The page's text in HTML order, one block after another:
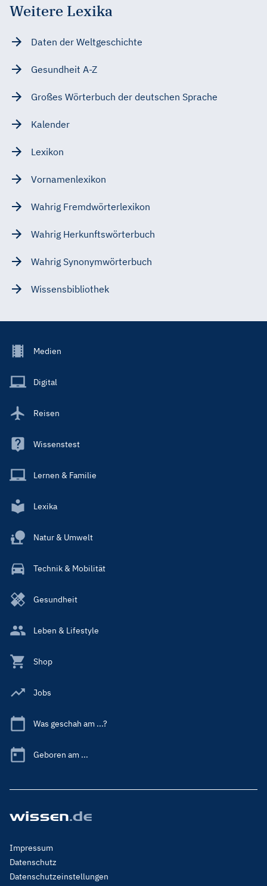
Weitere Lexika
Daten der Weltgeschichte
Gesundheit A-Z
Großes Wörterbuch der deutschen Sprache
Kalender
Lexikon
Vornamenlexikon
Wahrig Fremdwörterlexikon
Wahrig Herkunftswörterbuch
Wahrig Synonymwörterbuch
Wissensbibliothek
Footer
Main
Medien
Digital
Reisen
Wissenstest
Lernen & Familie
Lexika
Natur & Umwelt
Technik & Mobilität
Gesundheit
Leben & Lifestyle
Shop
Jobs
Was geschah am ...?
Geboren am ...
Footer
Menu
Legal
Impressum
Datenschutz
Datenschutzeinstellungen